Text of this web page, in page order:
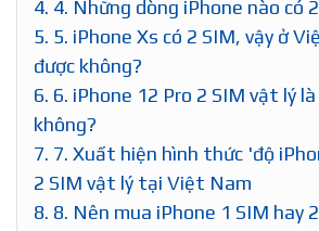
giữa iPhone 1 SIM và 2 Sim Minh
Hải Phòng
2.2. iPhone dual sim(2 sim) là gì
nắm trước khi mua IP 2 Sim
3.3. iPhone 12 Có Mấy Sim? eSIM
Vật Lý Khác Nhau Điểm Nào?
4. 4. Những dòng iPhone nào có 2
5. 5. iPhone Xs có 2 SIM, vậy ở